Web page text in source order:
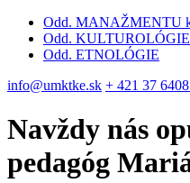
Odd. MANAŽMENTU
Odd. KULTUROLÓGIE
Odd. ETNOLÓGIE
info@umktke.sk + 421 37 6408
Navždy nás
pedagóg